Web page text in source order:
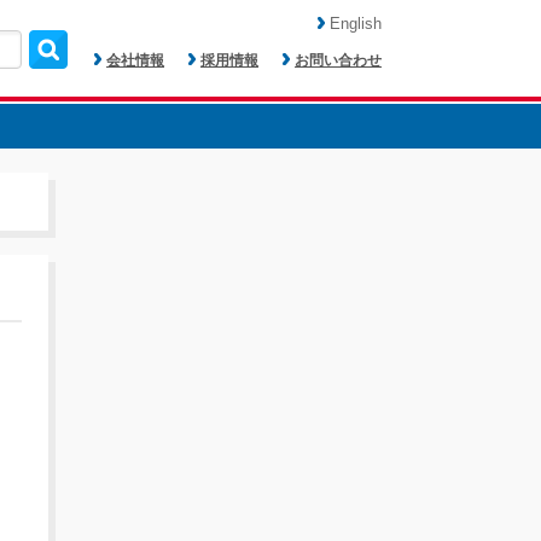
会社情報 採用情報 お問い合わせ
English